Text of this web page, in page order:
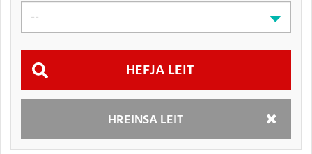
HREINSA LEIT
Hefja